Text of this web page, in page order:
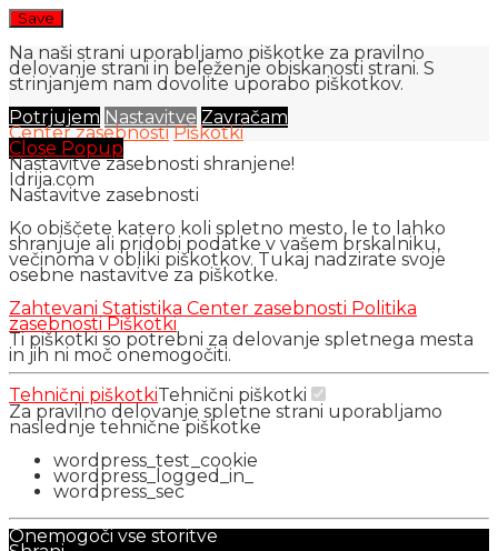
Na naši strani uporabljamo piškotke za pravilno
delovanje strani in beleženje obiskanosti strani. S
strinjanjem nam dovolite uporabo piškotkov.
Potrjujem Nastavitve Zavračam
Center zasebnosti Piškotki
Close Popup
Nastavitve zasebnosti shranjene!
Idrija.com
Nastavitve zasebnosti
Ko obiščete katero koli spletno mesto, le to lahko
shranjuje ali pridobi podatke v vašem brskalniku,
večinoma v obliki piškotkov. Tukaj nadzirate svoje
osebne nastavitve za piškotke.
Zahtevani Statistika Center zasebnosti Politika
zasebnostiPiškotki
Ti piškotki so potrebni za delovanje spletnega mesta
in jih ni moč onemogočiti.
Tehnični piškotkiTehnični piškotki
Za pravilno delovanje spletne strani uporabljamo
naslednje tehnične piškotke
wordpress_test_cookie
wordpress_logged_in_
wordpress_sec
Onemogoči vse storitve